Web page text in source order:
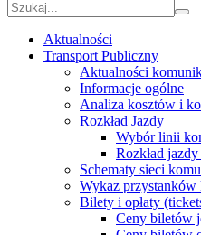
Aktualności
Transport Publiczny
Aktualności
Informacje ogólne
Analiza kosztów i
Rozkład Jazdy
Wybór linii
Rozkład
Schematy sieci
Wykaz
Bilety i opłaty
Ceny biletów